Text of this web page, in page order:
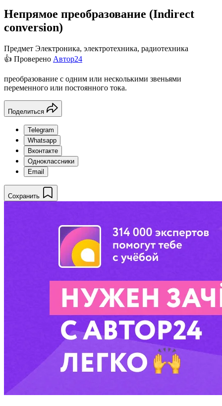
Непрямое преобразование (Indirect
conversion)
Предмет Электроника, электротехника, радиотехника
👍 Проверено Автор24
преобразование с одним или несколькими звеньями
переменного или постоянного тока.
Поделиться
Telegram
Whatsapp
Вконтакте
Одноклассники
Email
Сохранить